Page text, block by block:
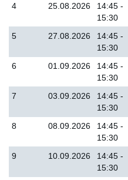
4 25.08.2026
14:45 -
15:30
5 27.08.2026
14:45 -
15:30
6 01.09.2026
14:45 -
15:30
7 03.09.2026
14:45 -
15:30
8 08.09.2026
14:45 -
15:30
9 10.09.2026
14:45 -
15:30